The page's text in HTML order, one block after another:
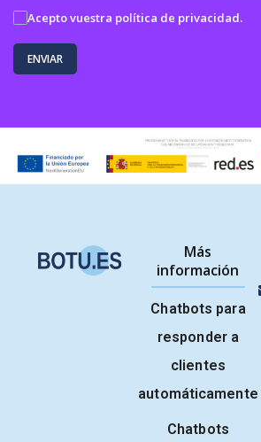
Acepto vuestra política de privacidad.
ENVIAR
Más
información
Chatbots para
responder a
clientes
automáticamente
Chatbots